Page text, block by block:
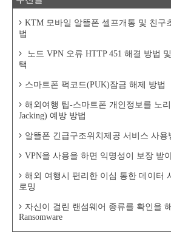
KTM 모바일 알뜰폰 셀프개통 및 친구
법
노드 VPN 오류 HTTP 451 해결 방법
택
스마트폰 퍽코드(PUK)잠금 해제 방법
해외여행 팁-스마트폰 개인정보를 노
Jacking) 예방 방법
알뜰폰 긴급구조위치제공 서비스 사용
VPN을 사용을 하면 익명성이 보장 받
해외 여행시 편리한 이심 통한 데이터
로밍
자신이 걸린 랜섬웨어 종류를 확인을
Ransomware